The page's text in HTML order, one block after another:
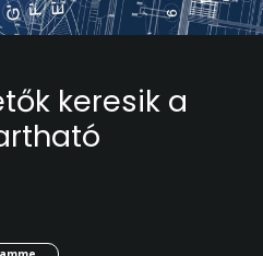
keresik a